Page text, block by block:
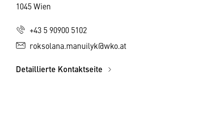
1045 Wien
+43 5 90900 5102
roksolana.manuilyk@wko.at
Detaillierte Kontaktseite